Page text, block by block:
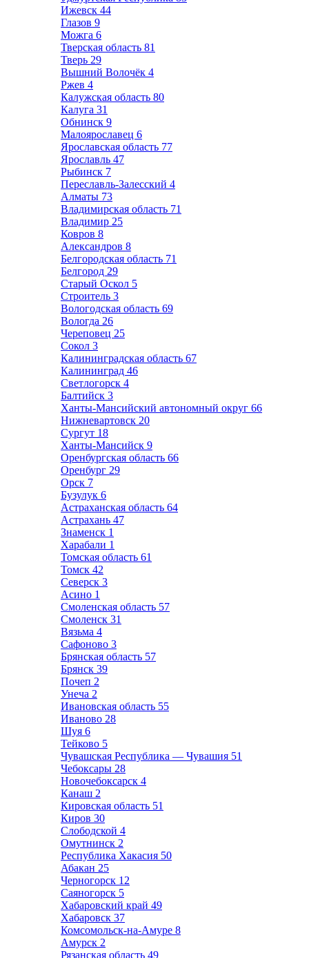
Ижевск 44
Глазов 9
Можга 6
Тверская область 81
Тверь 29
Вышний Волочёк 4
Ржев 4
Калужская область 80
Калуга 31
Обнинск 9
Малоярославец 6
Ярославская область 77
Ярославль 47
Рыбинск 7
Переславль-Залесский 4
Алматы 73
Владимирская область 71
Владимир 25
Ковров 8
Александров 8
Белгородская область 71
Белгород 29
Старый Оскол 5
Строитель 3
Вологодская область 69
Вологда 26
Череповец 25
Сокол 3
Калининградская область 67
Калининград 46
Светлогорск 4
Балтийск 3
Ханты-Мансийский автономный округ 66
Нижневартовск 20
Сургут 18
Ханты-Мансийск 9
Оренбургская область 66
Оренбург 29
Орск 7
Бузулук 6
Астраханская область 64
Астрахань 47
Знаменск 1
Харабали 1
Томская область 61
Томск 42
Северск 3
Асино 1
Смоленская область 57
Смоленск 31
Вязьма 4
Сафоново 3
Брянская область 57
Брянск 39
Почеп 2
Унеча 2
Ивановская область 55
Иваново 28
Шуя 6
Тейково 5
Чувашская Республика — Чувашия 51
Чебоксары 28
Новочебоксарск 4
Канаш 2
Кировская область 51
Киров 30
Слободской 4
Омутнинск 2
Республика Хакасия 50
Абакан 25
Черногорск 12
Саяногорск 5
Хабаровский край 49
Хабаровск 37
Комсомольск-на-Амуре 8
Амурск 2
Рязанская область 49